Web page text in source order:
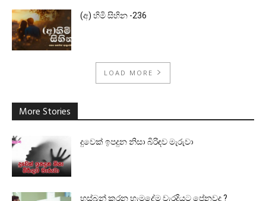
(අ) හිමි සිහින -236
LOAD MORE
More Stories
දුවෙක් ඉපදුන නිසා බිරිඳව මැරුවා
හස්බන් කරන හැමදේම වැරදියට පේනවද ?